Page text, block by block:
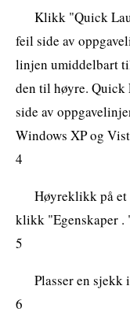
Klikk "Quick
feil side av
linjen umiddelbart
den til høyre.
side av
Windows XP og
4
Høyreklikk på et
klikk "Egenskaper .
5
Plasser en
6